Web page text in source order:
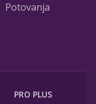
Potovanja
PRO PLUS